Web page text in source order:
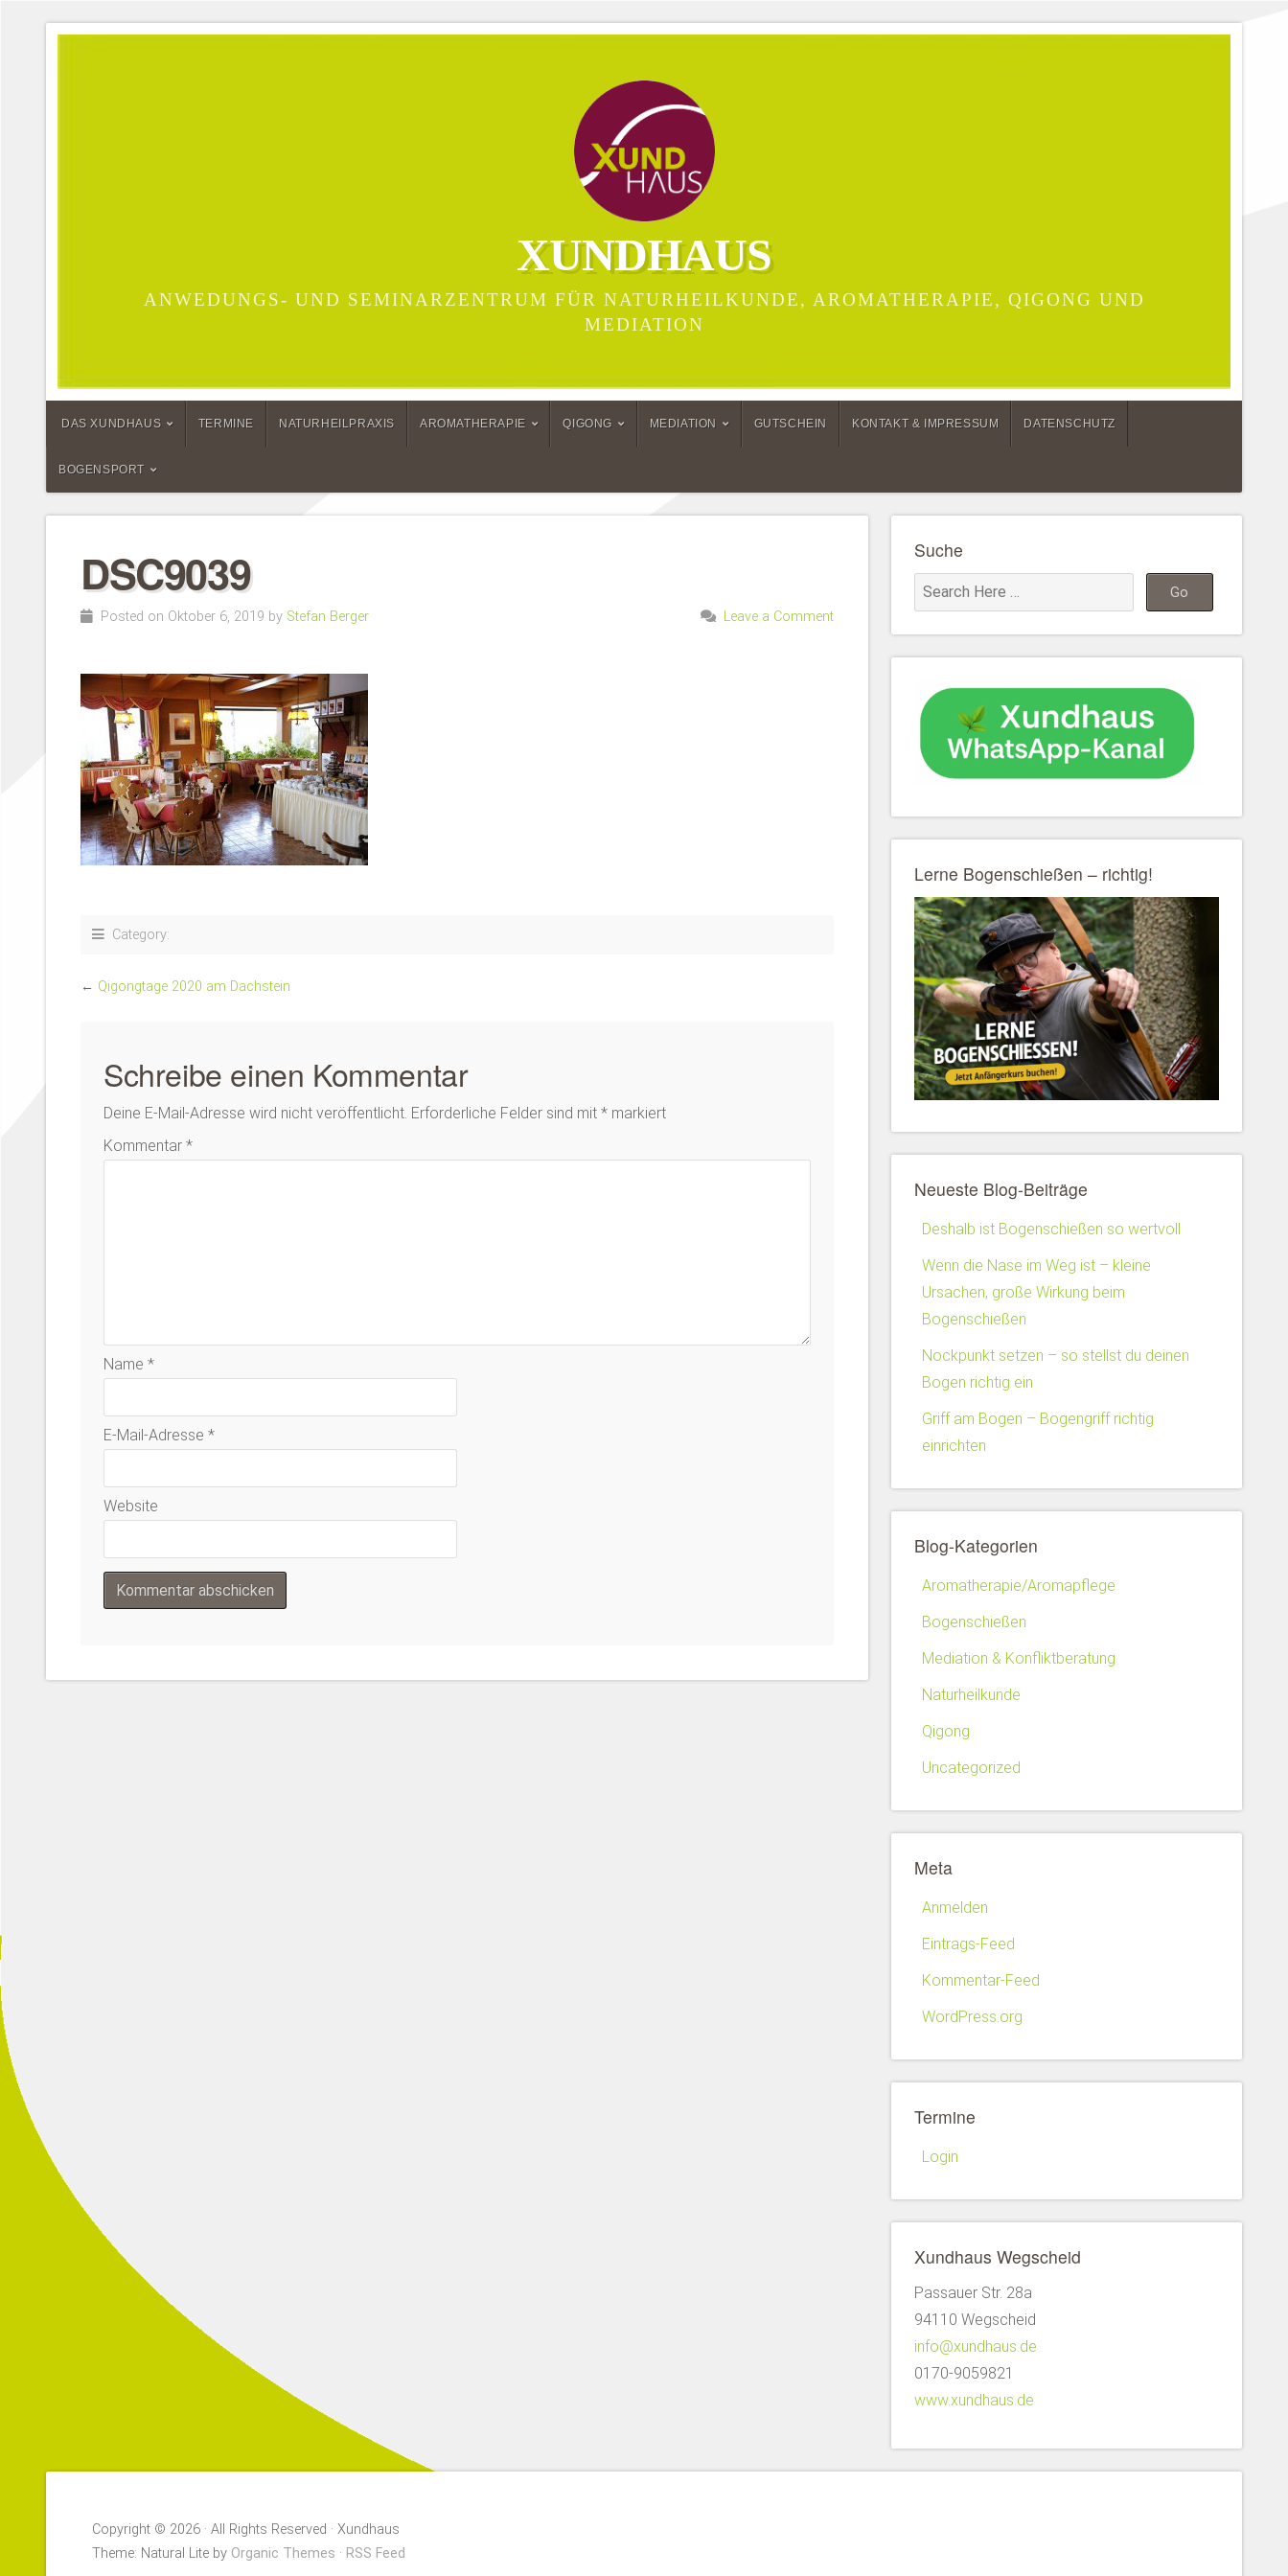
XUNDHAUS
ANWEDUNGS- UND SEMINARZENTRUM FÜR NATURHEILKUNDE, AROMATHERAPIE, QIGONG UND
MEDIATION
DAS XUNDHAUS TERMINE NATURHEILPRAXIS AROMATHERAPIE QIGONG MEDIATION GUTSCHEIN KONTAKT & IMPRESSUM DATENSCHUTZ
BOGENSPORT
DSC9039
Posted on Oktober 6, 2019 by Stefan Berger Leave a Comment
Category:
← Qigongtage 2020 am Dachstein
Schreibe einen Kommentar
Deine E-Mail-Adresse wird nicht veröffentlicht. Erforderliche Felder sind mit * markiert
Kommentar *
Name *
E-Mail-Adresse *
Website
Suche
Lerne Bogenschießen – richtig!
Neueste Blog-Beiträge
Deshalb ist Bogenschießen so wertvoll
Wenn die Nase im Weg ist – kleine
Ursachen, große Wirkung beim
Bogenschießen
Nockpunkt setzen – so stellst du deinen
Bogen richtig ein
Griff am Bogen – Bogengriff richtig
einrichten
Blog-Kategorien
Aromatherapie/Aromapflege
Bogenschießen
Mediation & Konfliktberatung
Naturheilkunde
Qigong
Uncategorized
Meta
Anmelden
Eintrags-Feed
Kommentar-Feed
WordPress.org
Termine
Login
Xundhaus Wegscheid
Passauer Str. 28a
94110 Wegscheid
info@xundhaus.de
0170-9059821
www.xundhaus.de
Copyright © 2026 · All Rights Reserved · Xundhaus
Theme: Natural Lite by Organic Themes · RSS Feed